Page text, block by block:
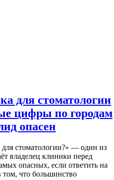
для стоматологии
цифры по городам
опасен
для стоматологии?» — один из
владелец клиники перед
опасных, если ответить на
том, что большинство